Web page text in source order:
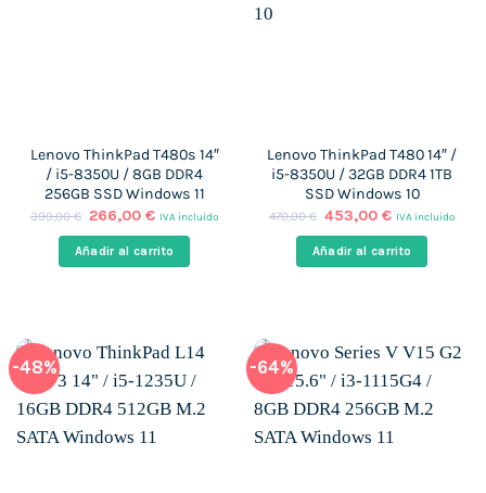
Lenovo ThinkPad T480s 14″
/ i5-8350U / 8GB DDR4
256GB SSD Windows 11
399,00€ El
original
era:
266,00€El
actual
es:
IVA incluido
Añadir al carrito
Lenovo ThinkPad T480 14″ /
i5-8350U / 32GB DDR4 1TB
SSD Windows 10
470,00€ El
original
era:
453,00€El
actual
es:
IVA incluido
Añadir al carrito
-48% -64%